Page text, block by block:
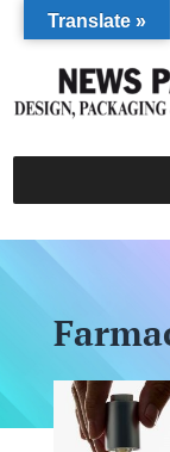
Translate »